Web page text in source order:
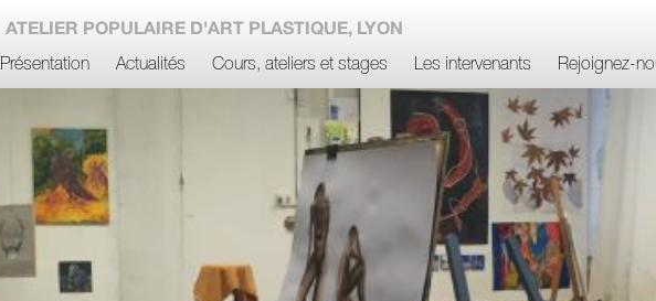
ATELIER POPULAIRE D'ART PLASTIQUE, LYON
Présentation Actualités Cours, ateliers et stages Les intervenants Rejoignez-